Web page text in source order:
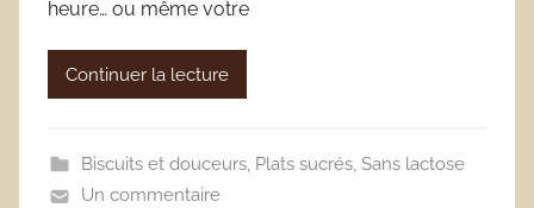
heure… ou même votre
Continuer la lecture
Biscuits et douceurs, Plats sucrés, Sans lactose
Un commentaire